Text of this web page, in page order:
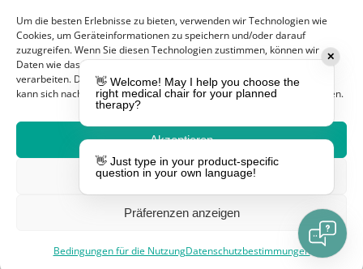
Um die besten Erlebnisse zu bieten, verwenden wir Technologien wie
Cookies, um Geräteinformationen zu speichern und/oder darauf
zuzugreifen. Wenn Sie diesen Technologien zustimmen, können wir
Daten wie das Surfverhalten oder eindeutige IDs auf dieser Website
verarbeiten. Die Nichteinwilligung oder der Widerruf der Einwilligung
kann sich nachteilig auf bestimmte Merkmale und Funktionen auswirken.
Akzeptieren
Leugnen
Präferenzen anzeigen
Bedingungen für die NutzungDatenschutzbestimmungen
Bluttransfusionsliege –Chemotherapie Stuhl–Blutspende Liege–
Infusions Liegesessel–Hämodialyse Patient Stuhl–Dialysepatienten
Stuhl–Multifunktionaler Stuhl–Dialyse-Behandlungsliege–
Bluttransfusion Stuhl
Multifunktionsstuhl–Transfusions-Stuhl–Patienten-Stuhl
Behandlungstisch–Elektrischer Behandlungstisch–Untersuchungsliege
mit verstellbarer Rückenlehne
Behandlungstisch auf Rollen–Manueller Behandlungstisch–Dreiteiliger
Behandlungstisch–Behandlungstisch mit fester Höhe–Elektrischer
Hämodialysesessel
Hämodialysesessel–Sessel für die Dialyse–EEG Stuhl
Elektroenzephalographie Stuhl
Blutentnahmesessel
OnkologieStühle–Hämodialysesessel mit Fußstütze–Waschbarer
Teleskop-Infusionsständer–Hämodialysesessel mit
Anpassbare
✕
👋 Welcome! May I help you choose the
right medical chair for your planned
therapy?
👋 Just type in your product-specific
question in your own language!